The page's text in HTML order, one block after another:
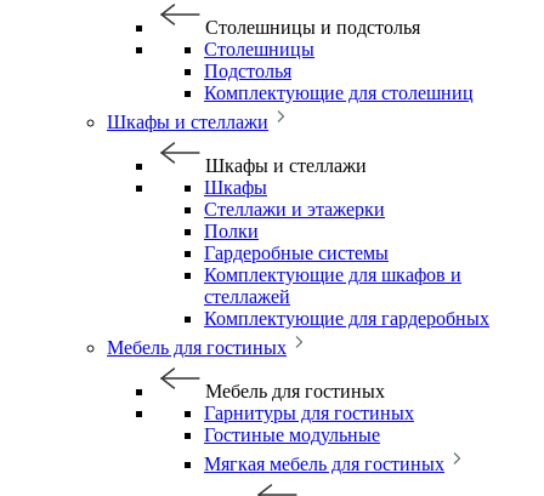
Столешницы и подстолья
Столешницы
Подстолья
Комплектующие для столешниц
Шкафы и стеллажи
Шкафы и стеллажи
Шкафы
Стеллажи и этажерки
Полки
Гардеробные системы
Комплектующие для шкафов и
стеллажей
Комплектующие для гардеробных
Мебель для гостиных
Мебель для гостиных
Гарнитуры для гостиных
Гостиные модульные
Мягкая мебель для гостиных